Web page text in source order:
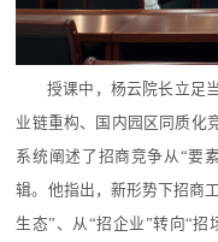
授课中，杨云院长立足
业链重构、国内园区同质化
系统阐述了招商竞争从“要
辑。他指出，新形势下招商
生态”、从“招企业”转向“招